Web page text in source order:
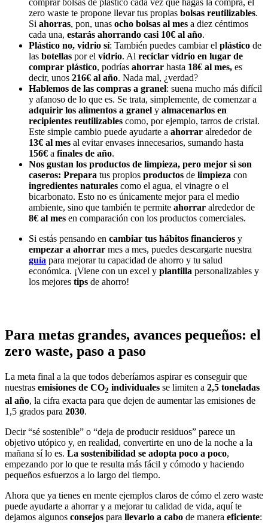
zero waste te propone llevar tus propias bolsas reutilizables.
Si ahorras, pon, unas ocho bolsas al mes a diez céntimos
cada una, estarás ahorrando casi 10€ al año.
Plástico no, vidrio sí: También puedes cambiar el plástico de
las botellas por el vidrio. Al reciclar vidrio en lugar de
comprar plástico, podrías ahorrar hasta 18€ al mes, es
decir, unos 216€ al año. Nada mal, ¿verdad?
Hablemos de las compras a granel: suena mucho más difícil
y afanoso de lo que es. Se trata, simplemente, de comenzar a
adquirir los alimentos a granel y almacenarlos en
recipientes reutilizables como, por ejemplo, tarros de cristal.
Este simple cambio puede ayudarte a ahorrar alrededor de
13€ al mes al evitar envases innecesarios, sumando hasta
156€ a finales de año.
Nos gustan los productos de limpieza, pero mejor si son
caseros: Prepara tus propios productos de limpieza con
ingredientes naturales como el agua, el vinagre o el
bicarbonato. Esto no es únicamente mejor para el medio
ambiente, sino que también te permite ahorrar alrededor de
8€ al mes en comparación con los productos comerciales.
Si estás pensando en cambiar tus hábitos financieros y
empezar a ahorrar mes a mes, puedes descargarte nuestra
guía para mejorar tu capacidad de ahorro y tu salud
económica. ¡Viene con un excel y plantilla personalizables y
los mejores tips de ahorro!
Para metas grandes, avances pequeños: el
zero waste, paso a paso
La meta final a la que todos deberíamos aspirar es conseguir que
nuestras emisiones de CO2 individuales se limiten a 2,5 toneladas
al año, la cifra exacta para que dejen de aumentar las emisiones de
1,5 grados para 2030.
Decir “sé sostenible” o “deja de producir residuos” parece un
objetivo utópico y, en realidad, convertirte en uno de la noche a la
mañana sí lo es. La sostenibilidad se adopta poco a poco,
empezando por lo que te resulta más fácil y cómodo y haciendo
pequeños esfuerzos a lo largo del tiempo.
Ahora que ya tienes en mente ejemplos claros de cómo el zero waste
puede ayudarte a ahorrar y a mejorar tu calidad de vida, aquí te
dejamos algunos consejos para llevarlo a cabo de manera eficiente: